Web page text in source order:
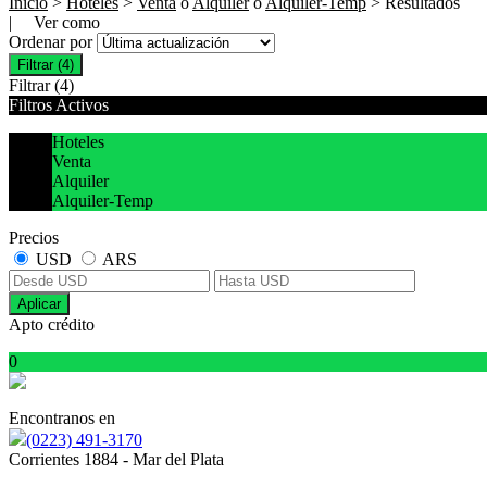
| Ver como
Ordenar por
Filtrar (4)
Filtrar (4)
Filtros Activos
Hoteles
Venta
Alquiler
Alquiler-Temp
Precios
USD
ARS
Aplicar
Apto crédito
0
Encontranos en
(0223) 491-3170
Corrientes 1884 - Mar del Plata